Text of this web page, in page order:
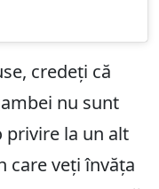
credeți că
nu sunt
privire la un alt
care veți învăța